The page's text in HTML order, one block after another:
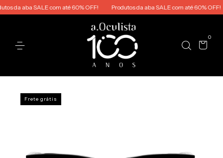
da aba SALE com até 60% OFF! Produtos da aba SALE com até 60% OFF!
0
Frete grátis